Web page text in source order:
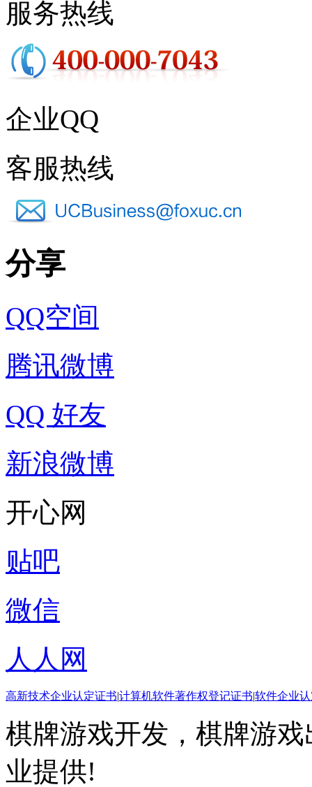
服务热线
企业QQ
客服热线
分享
QQ空间
腾讯微博
QQ 好友
新浪微博
开心网
贴吧
微信
人人网
高新技术企业认定证书|计算机软件著作权登记证书|软件企业
棋牌游戏开发，棋牌游
业提供!